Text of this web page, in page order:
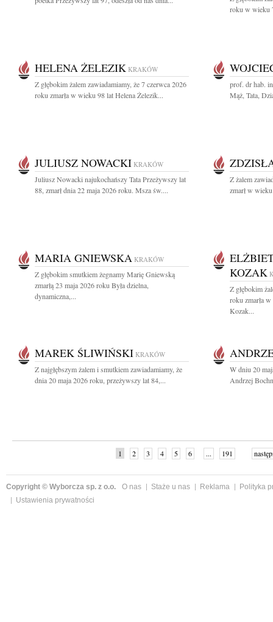
roku w wieku
HELENA ŻELEZIK KRAKÓW
Z głębokim żalem zawiadamiamy, że 7 czerwca 2026
roku zmarła w wieku 98 lat Helena Żelezik...
prof. dr hab.
Mąż, Tata,
JULIUSZ NOWACKI KRAKÓW
Juliusz Nowacki najukochańszy Tata Przeżywszy lat
88, zmarł dnia 22 maja 2026 roku. Msza św....
Z żalem
zmarł w
MARIA GNIEWSKA KRAKÓW
Z głębokim smutkiem żegnamy Marię Gniewską
zmarłą 23 maja 2026 roku Była dzielna,
dynamiczna,...
KOZAK
Z głębokim
roku zmarła
Kozak...
MAREK ŚLIWIŃSKI KRAKÓW
Z najgłębszym żalem i smutkiem zawiadamiamy, że
dnia 20 maja 2026 roku, przeżywszy lat 84,...
W dniu 20
Andrzej
1 2 3 4 5 6 ... 191
Copyright © Wyborcza sp. z o.o. O nas Staże u nas Reklama
Polityka
Ustawienia prywatności